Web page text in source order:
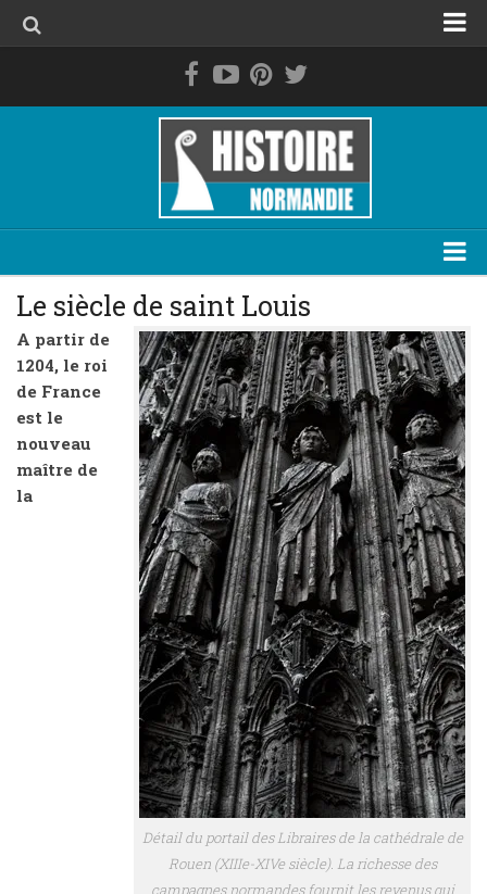
La Normandie avant les Normands
Le duché de Normandie
La Normandie de 1469 à 1789
La Normandie contemporaine
Personnage
Evénement
Lieu
Thématique
Plan du site
Le siècle de saint Louis
Détail du portail des Libraires de la cathédrale de
Rouen (XIIIe-XIVe siècle). La richesse des
campagnes normandes fournit les revenus qui
A partir de
1204, le roi
de France
est le
nouveau
maître de
la